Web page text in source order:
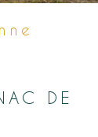
DE